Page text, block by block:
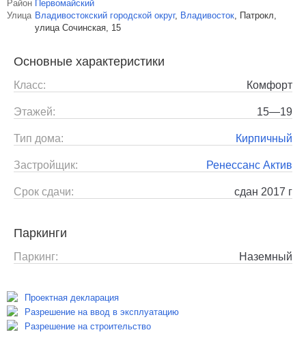
Район Первомайский
Улица Владивостокский городской округ, Владивосток, Патрокл,
улица Сочинская, 15
Основные характеристики
Класс: Комфорт
Этажей: 15—19
Тип дома: Кирпичный
Застройщик: Ренессанс Актив
Срок сдачи: сдан 2017 г
Паркинги
Паркинг: Наземный
Проектная декларация
Разрешение на ввод в эксплуатацию
Разрешение на строительство